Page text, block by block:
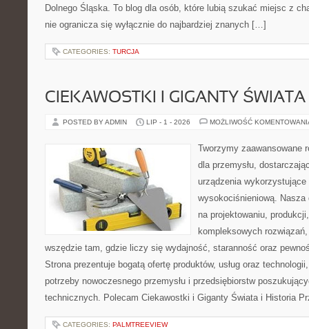
Dolnego Śląska. To blog dla osób, które lubią szukać miejsc z
nie ogranicza się wyłącznie do najbardziej znanych […]
CATEGORIES: TURCJA
CIEKAWOSTKI I GIGANTY ŚWIATA
POSTED BY ADMIN LIP - 1 - 2026 MOŻLIWOŚĆ
Tworzymy zaawansowane
dla przemysłu,
urządzenia wykorzystujące
wysokociśnieniową. Nasza
na projektowaniu,
kompleksowych
wszędzie tam, gdzie liczy się wydajność, staranność oraz
Strona prezentuje bogatą ofertę produktów, usług oraz
potrzeby nowoczesnego przemysłu i przedsiębiorstw
technicznych. Polecam Ciekawostki i Giganty Świata i Historia
CATEGORIES: PALMTREEVIEW